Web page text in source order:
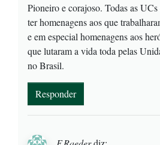
Pioneiro e corajoso. Todas as
ter homenagens aos que
e em especial homenagens aos
que lutaram a vida toda pelas
no Brasil.
Responder